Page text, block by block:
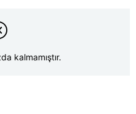
kalmamıştır.